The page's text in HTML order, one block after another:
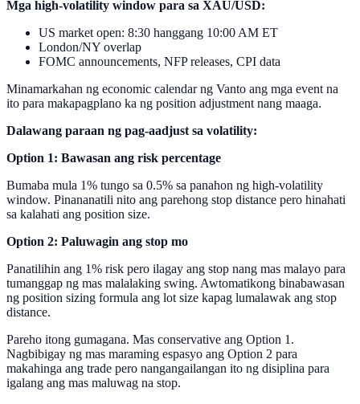
Mga high-volatility window para sa XAU/USD:
US market open: 8:30 hanggang 10:00 AM ET
London/NY overlap
FOMC announcements, NFP releases, CPI data
Minamarkahan ng economic calendar ng Vanto ang mga event na
ito para makapagplano ka ng position adjustment nang maaga.
Dalawang paraan ng pag-aadjust sa volatility:
Option 1: Bawasan ang risk percentage
Bumaba mula 1% tungo sa 0.5% sa panahon ng high-volatility
window. Pinananatili nito ang parehong stop distance pero hinahati
sa kalahati ang position size.
Option 2: Paluwagin ang stop mo
Panatilihin ang 1% risk pero ilagay ang stop nang mas malayo para
tumanggap ng mas malalaking swing. Awtomatikong binabawasan
ng position sizing formula ang lot size kapag lumalawak ang stop
distance.
Pareho itong gumagana. Mas conservative ang Option 1.
Nagbibigay ng mas maraming espasyo ang Option 2 para
makahinga ang trade pero nangangailangan ito ng disiplina para
igalang ang mas maluwag na stop.